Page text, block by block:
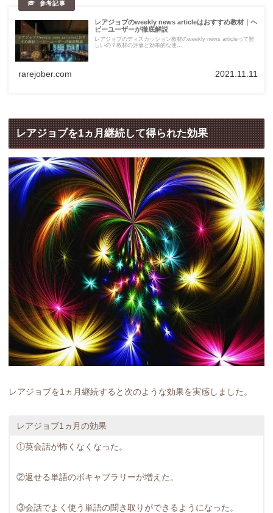
レアジョブのweekly news articleはおすすめ教材｜ヘ
ビーユーザーが徹底解説
レアジョブのディスカッション教材のweekly news articleって難
しいの？教材の評価と効果的な使...
rarejober.com 2021.11.11
レアジョブを1ヵ月継続して得られた効果
レアジョブを1ヵ月継続すると次のような効果を実感しました。
レアジョブ1ヵ月の効果
①英会話が怖くなくなった。
②返せる単語のボキャブラリーが増えた。
③会話でよく使う単語の聞き取りができるようになった。